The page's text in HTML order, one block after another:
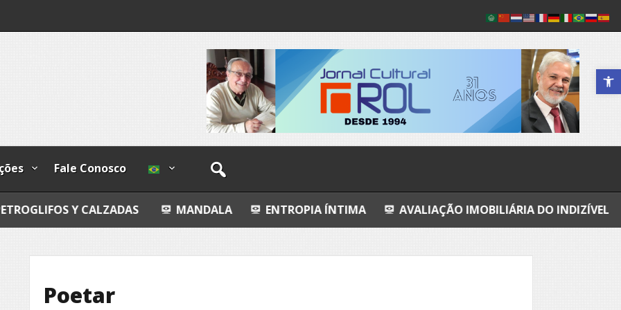
Abrir a
Fale Conosco
CALZADAS MANDALA ENTROPIA ÍNTIMA AVALIAÇÃO IMOBILIÁRIA DO INDIZÍVEL A
Poetar